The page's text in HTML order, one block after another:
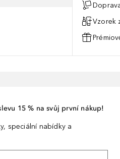
Vzorek
15 % na svůj první nákup!
speciální nabídky a